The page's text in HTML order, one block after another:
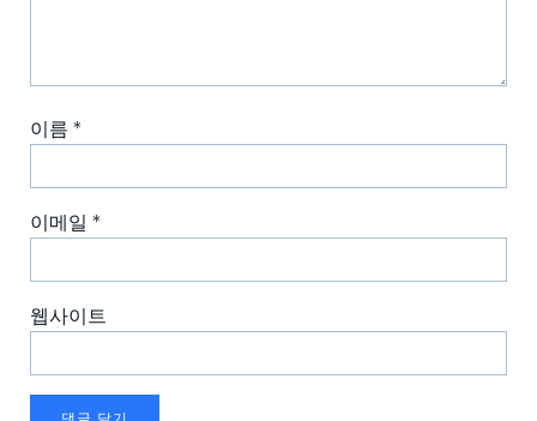
이름 *
이메일 *
웹사이트